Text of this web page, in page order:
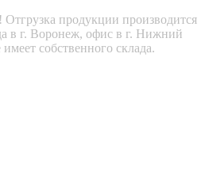
продукции производится
в г. Воронеж, офис в г. Нижний
собственного склада.